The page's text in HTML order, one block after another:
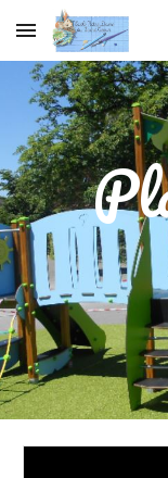
Skip to main content